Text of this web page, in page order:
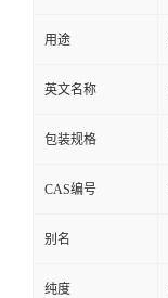
用途
英文名称
包装规格
CAS编号
别名
纯度